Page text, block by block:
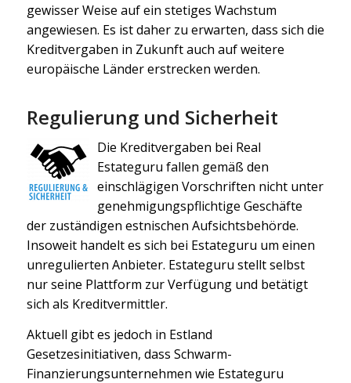
gewisser Weise auf ein stetiges Wachstum
angewiesen. Es ist daher zu erwarten, dass sich die
Kreditvergaben in Zukunft auch auf weitere
europäische Länder erstrecken werden.
Regulierung und Sicherheit
Die Kreditvergaben bei Real
Estateguru fallen gemäß den
einschlägigen Vorschriften nicht unter
genehmigungspflichtige Geschäfte
der zuständigen estnischen Aufsichtsbehörde.
Insoweit handelt es sich bei Estateguru um einen
unregulierten Anbieter. Estateguru stellt selbst
nur seine Plattform zur Verfügung und betätigt
sich als Kreditvermittler.
Aktuell gibt es jedoch in Estland
Gesetzesinitiativen, dass Schwarm-
Finanzierungsunternehmen wie Estateguru